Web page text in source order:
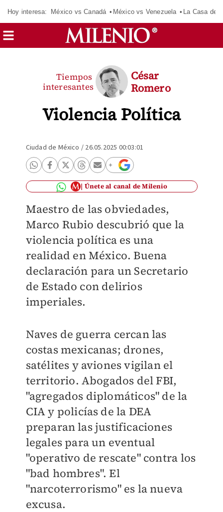
Hoy interesa: México vs Canadá México vs Venezuela La Casa de
Violencia Política
Tiempos
interesantes
César
Romero
Ciudad de México / 26.05.2025 00:03:01
Únete al canal de Milenio
Maestro de las obviedades,
Marco Rubio descubrió que la
violencia política es una
realidad en México. Buena
declaración para un Secretario
de Estado con delirios
imperiales.
Naves de guerra cercan las
costas mexicanas; drones,
satélites y aviones vigilan el
territorio. Abogados del FBI,
"agregados diplomáticos" de la
CIA y policías de la DEA
preparan las justificaciones
legales para un eventual
"operativo de rescate" contra los
"bad hombres". El
"narcoterrorismo" es la nueva
excusa.